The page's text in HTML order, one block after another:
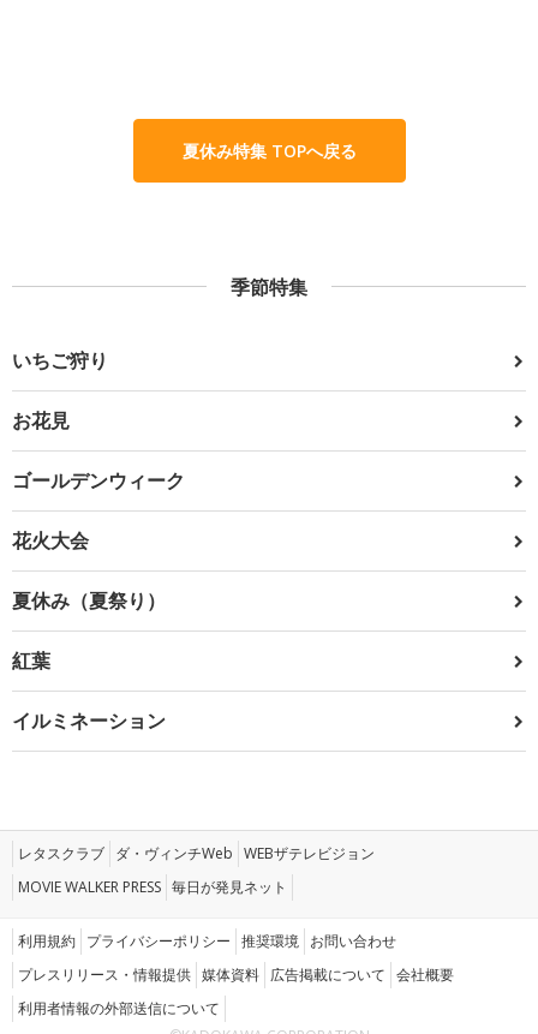
夏休み特集 TOPへ戻る
季節特集
いちご狩り
お花見
ゴールデンウィーク
花火大会
夏休み（夏祭り）
紅葉
イルミネーション
レタスクラブ ダ・ヴィンチWeb WEBザテレビジョン
MOVIE WALKER PRESS 毎日が発見ネット
利用規約 プライバシーポリシー 推奨環境 お問い合わせ
プレスリリース・情報提供 媒体資料 広告掲載について 会社概要
利用者情報の外部送信について